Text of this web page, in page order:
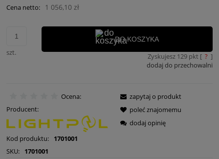
Cena netto: 1 056,10 zł
szt.
DO KOSZYKA
Zyskujesz 129pkt [ ? ]
dodaj do przechowalni
Ocena:
Producent:
Kod produktu:
1701001
SKU:
1701001
zapytaj o produkt
poleć znajomemu
dodaj opinię